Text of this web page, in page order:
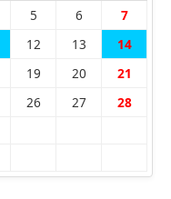
5 6 7
12 13 14
19 20 21
26 27 28